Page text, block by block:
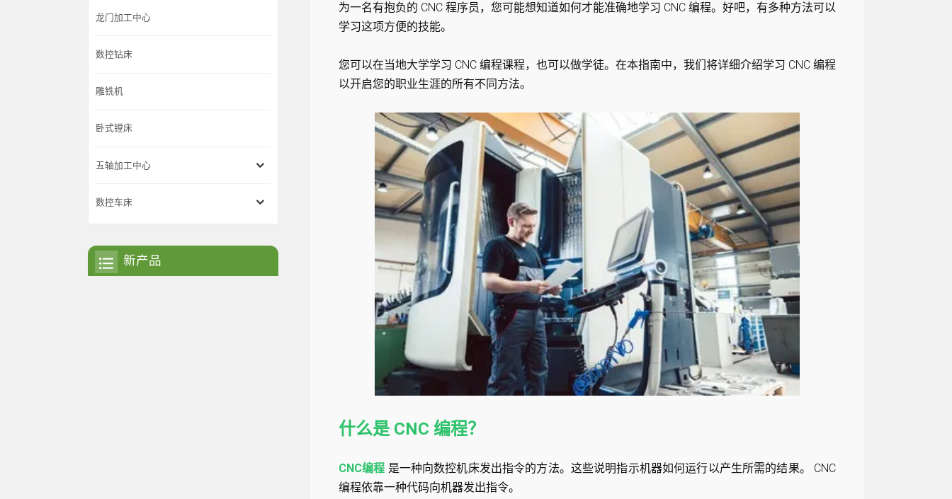
为一名有抱负的 CNC 程序员，您可能想知道如何才能准确地学习 CNC 编程。好吧，有多种方法可以
学习这项方便的技能。
您可以在当地大学学习 CNC 编程课程，也可以做学徒。在本指南中，我们将详细介绍学习 CNC 编程
以开启您的职业生涯的所有不同方法。
什么是 CNC 编程？
CNC编程 是一种向数控机床发出指令的方法。这些说明指示机器如何运行以产生所需的结果。 CNC
编程依靠一种代码向机器发出指令。
龙门加工中心
数控钻床
雕铣机
卧式镗床
五轴加工中心
数控车床
新产品